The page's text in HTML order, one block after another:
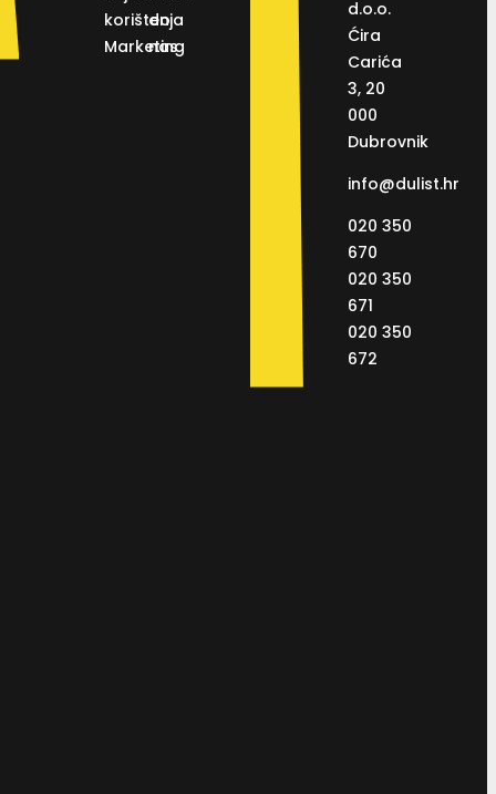
korištenja
Marketing
do
nas
d.o.o.
Ćira
Carića
3, 20
000
Dubrovnik
info@dulist.hr
020 350
670
020 350
671
020 350
672